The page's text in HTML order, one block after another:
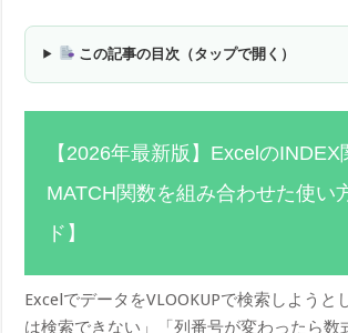
この記事の目次（タップで開く）
【2026年最新版】ExcelのINDEX
MATCH関数を組み合わせた使い
ド】
ExcelでデータをVLOOKUPで検索しようと
は検索できない」「列番号が変わったら数